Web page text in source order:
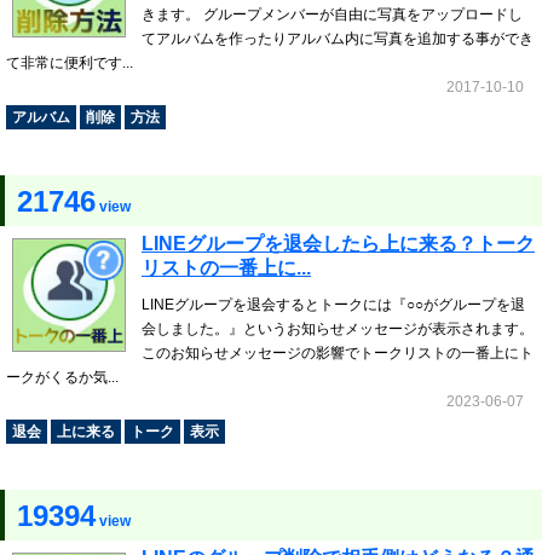
きます。 グループメンバーが自由に写真をアップロードし
てアルバムを作ったりアルバム内に写真を追加する事ができ
て非常に便利です...
2017-10-10
アルバム
削除 方法
21746 view
LINEグループを退会したら上に来る？トーク
リストの一番上に...
LINEグループを退会するとトークには『○○がグループを退
会しました。』というお知らせメッセージが表示されます。
このお知らせメッセージの影響でトークリストの一番上にト
ークがくるか気...
2023-06-07
退会
上に来る トーク 表示
19394view